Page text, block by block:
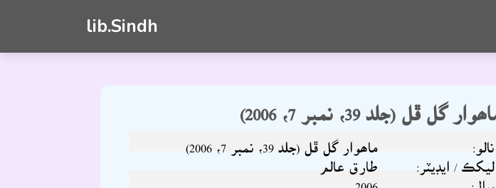
lib.Sindh
ماھوار گل ڦل (جلد 39، نمبر 7، 2006)
ماھوار گل ڦل (جلد 39، نمبر 7، 2006) نالو:
طارق عالم ليکڪ / ايڊيٽر:
سال: